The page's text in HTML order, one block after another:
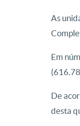
As
Em
De
desta